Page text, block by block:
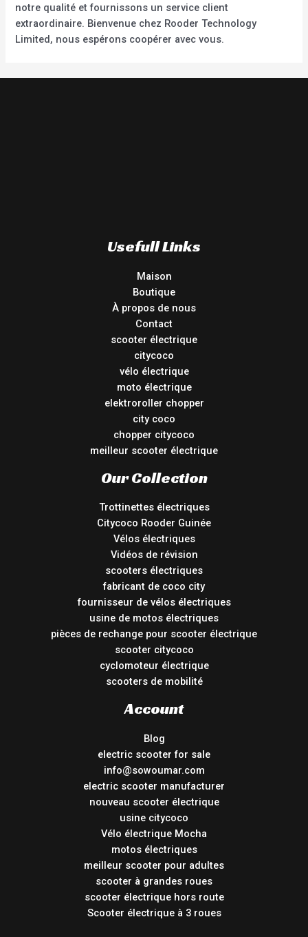
notre qualité et fournissons un service client
extraordinaire. Bienvenue chez Rooder Technology
Limited, nous espérons coopérer avec vous.
Usefull Links
Maison
Boutique
À propos de nous
Contact
scooter électrique
citycoco
vélo électrique
moto électrique
elektroroller chopper
city coco
chopper citycoco
meilleur scooter électrique
Our Collection
Trottinettes électriques
Citycoco Rooder Guinée
Vélos électriques
Vidéos de révision
scooters électriques
fabricant de coco city
fournisseur de vélos électriques
usine de motos électriques
pièces de rechange pour scooter électrique
scooter citycoco
cyclomoteur électrique
scooters de mobilité
Account
Blog
electric scooter for sale
info@sowoumar.com
electric scooter manufacturer
nouveau scooter électrique
usine citycoco
Vélo électrique Mocha
motos électriques
meilleur scooter pour adultes
scooter à grandes roues
scooter électrique hors route
Scooter électrique à 3 roues